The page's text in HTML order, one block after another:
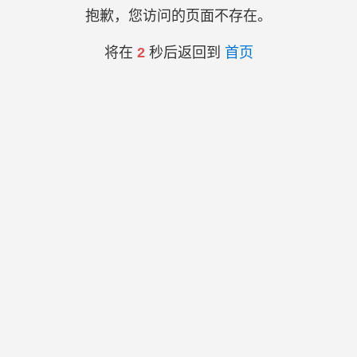
抱歉，您访问的页面不存在。
将在 2秒后返回到 首页